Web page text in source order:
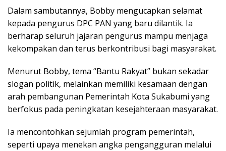
Dalam sambutannya, Bobby mengucapkan selamat
kepada pengurus DPC PAN yang baru dilantik. Ia
berharap seluruh jajaran pengurus mampu menjaga
kekompakan dan terus berkontribusi bagi masyarakat.
Menurut Bobby, tema “Bantu Rakyat” bukan sekadar
slogan politik, melainkan memiliki kesamaan dengan
arah pembangunan Pemerintah Kota Sukabumi yang
berfokus pada peningkatan kesejahteraan masyarakat.
Ia mencontohkan sejumlah program pemerintah,
seperti upaya menekan angka pengangguran melalui